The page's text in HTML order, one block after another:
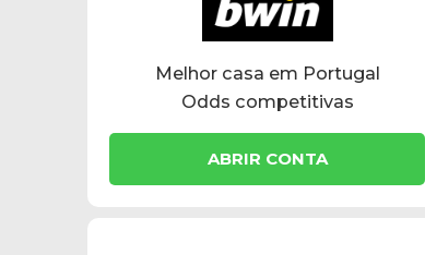
Melhor casa em Portugal
Odds competitivas
ABRIR CONTA